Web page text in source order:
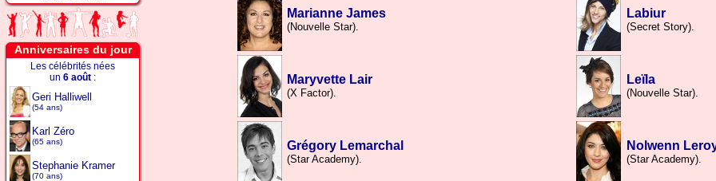
Anniversaires du jour
Les célébrités nées
un 6 août :
Geri Halliwell
(54 ans)
Karl Zéro
(65 ans)
Stephanie Kramer
(70 ans)
Marianne James
(Nouvelle Star).
Labiur
(Secret Story).
Maryvette Lair
(X Factor).
Leïla
(Nouvelle Star).
Grégory Lemarchal
(Star Academy).
Nolwenn
(Star Academy).